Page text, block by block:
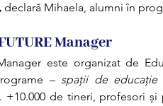
declară Mihaela, alumni în
Manager
este organizat de
– spații de educație
. +10.000 de tineri, profesori